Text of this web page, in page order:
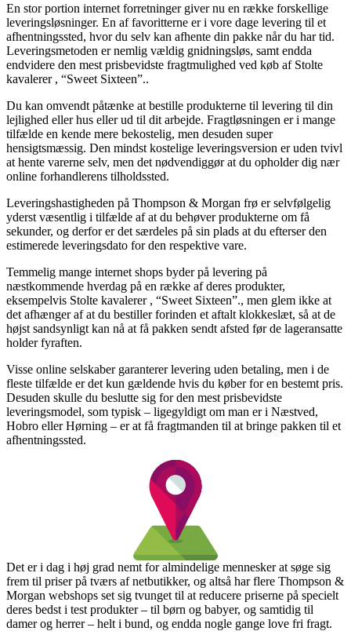
En stor portion internet forretninger giver nu en række forskellige
leveringsløsninger. En af favoritterne er i vore dage levering til et
afhentningssted, hvor du selv kan afhente din pakke når du har tid.
Leveringsmetoden er nemlig vældig gnidningsløs, samt endda
endvidere den mest prisbevidste fragtmulighed ved køb af Stolte
kavalerer , “Sweet Sixteen”..
Du kan omvendt påtænke at bestille produkterne til levering til din
lejlighed eller hus eller ud til dit arbejde. Fragtløsningen er i mange
tilfælde en kende mere bekostelig, men desuden super
hensigtsmæssig. Den mindst kostelige leveringsversion er uden tvivl
at hente varerne selv, men det nødvendiggør at du opholder dig nær
online forhandlerens tilholdssted.
Leveringshastigheden på Thompson & Morgan frø er selvfølgelig
yderst væsentlig i tilfælde af at du behøver produkterne om få
sekunder, og derfor er det særdeles på sin plads at du efterser den
estimerede leveringsdato for den respektive vare.
Temmelig mange internet shops byder på levering på
næstkommende hverdag på en række af deres produkter,
eksempelvis Stolte kavalerer , “Sweet Sixteen”., men glem ikke at
det afhænger af at du bestiller forinden et aftalt klokkeslæt, så at de
højst sandsynligt kan nå at få pakken sendt afsted før de lageransatte
holder fyraften.
Visse online selskaber garanterer levering uden betaling, men i de
fleste tilfælde er det kun gældende hvis du køber for en bestemt pris.
Desuden skulle du beslutte sig for den mest prisbevidste
leveringsmodel, som typisk – ligegyldigt om man er i Næstved,
Hobro eller Hørning – er at få fragtmanden til at bringe pakken til et
afhentningssted.
Det er i dag i høj grad nemt for almindelige mennesker at søge sig
frem til priser på tværs af netbutikker, og altså har flere Thompson &
Morgan webshops set sig tvunget til at reducere priserne på specielt
deres bedst i test produkter – til børn og babyer, og samtidig til
damer og herrer – helt i bund, og endda nogle gange love fri fragt.